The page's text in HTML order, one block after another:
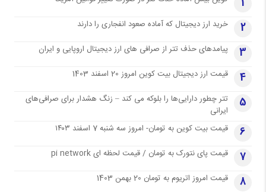
2 خرید ارز دیجیتال که آماده صعود انفجاری را دارند
3 پیامدهای حذف تتر از صرافی های ارز دیجیتال اروپایی و ایران
4 قیمت ارز دیجیتال بیت کوین امروز 20 اسفند 1403
5
تتر چطور دارایی‌ها را بلوکه می کند – زنگ هشدار برای صرافی‌های
ایرانی
6 قیمت بیت کوین به تومان- امروز سه شنبه 7 اسفند ۱۴۰۳
7 قیمت پای نتورک به تومان / قیمت لحظه ای pi network
8 قیمت امروز اتریوم به تومان 20 بهمن 1403